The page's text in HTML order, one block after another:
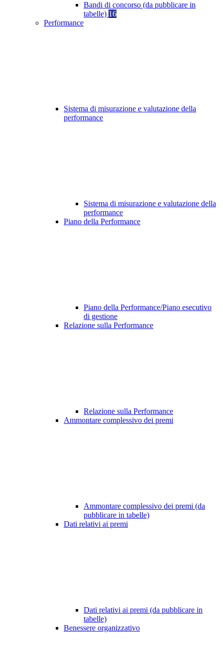
Bandi di concorso (da pubblicare in
tabelle) 16
Performance
Sistema di misurazione e valutazione della
performance
Sistema di misurazione e valutazione della
performance
Piano della Performance
Piano della Performance/Piano esecutivo
di gestione
Relazione sulla Performance
Relazione sulla Performance
Ammontare complessivo dei premi
Ammontare complessivo dei premi (da
pubblicare in tabelle)
Dati relativi ai premi
Dati relativi ai premi (da pubblicare in
tabelle)
Benessere organizzativo